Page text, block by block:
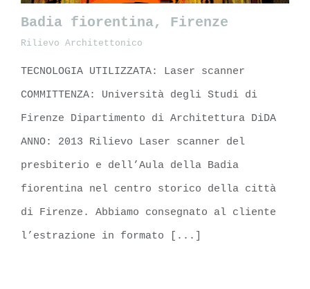
Badia fiorentina, Firenze
Rilievo Architettonico
TECNOLOGIA UTILIZZATA: Laser scanner
COMMITTENZA: Università degli Studi di
Firenze Dipartimento di Architettura DiDA
ANNO: 2013 Rilievo Laser scanner del
presbiterio e dell’Aula della Badia
fiorentina nel centro storico della città
di Firenze. Abbiamo consegnato al cliente
l’estrazione in formato [...]